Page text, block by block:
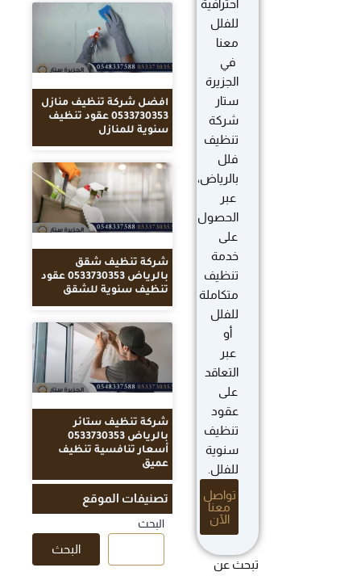
احترافية
للفلل
معنا
في
الجزيرة
ستار
شركة
تنظيف
فلل
بالرياض،
عبر
الحصول
على
خدمة
تنظيف
متكاملة
للفلل
أو
عبر
التعاقد
على
عقود
تنظيف
سنوية
للفلل.
تواصل
معنا
الآن
تبحث عن
افضل شركة تنظيف منازل
0533730353 عقود تنظيف
سنوية للمنازل
شركة تنظيف شقق
بالرياض 0533730353 عقود
تنظيف سنوية للشقق
شركة تنظيف ستائر
بالرياض 0533730353
أسعار تنافسية تنظيف
عميق
تصنيفات الموقع
البحث
البحث